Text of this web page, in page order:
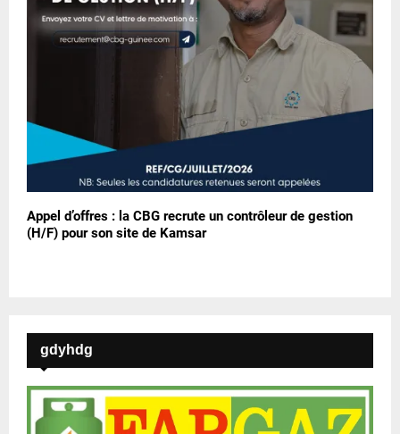
Appel d’offres : la CBG recrute un contrôleur de gestion
(H/F) pour son site de Kamsar
gdyhdg